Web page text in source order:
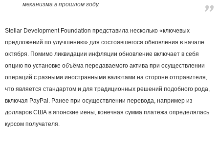
механизма в прошлом году.
Stellar Development Foundation представила несколько «ключевых
предложений по улучшению» для состоявшегося обновления в начале
октября. Помимо ликвидации инфляции обновление включает в себя
опцию по установке объёма передаваемого актива при осуществлении
операций с разными иностранными валютами на стороне отправителя,
что является стандартом и для традиционных решений подобного рода,
включая PayPal. Ранее при осуществлении перевода, например из
долларов США в японские иены, конечная сумма платежа определялась
курсом получателя.